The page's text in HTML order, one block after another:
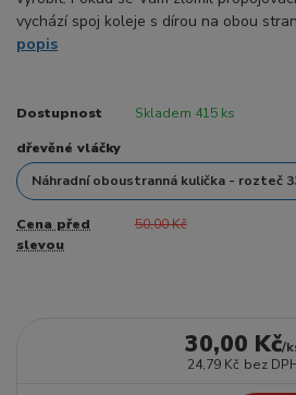
vychází spoj koleje s dírou na obou
popis
Dostupnost Skladem 415 ks
dřevěné vláčky
Cena před
slevou
50,00 Kč
30,00 Kč/
24,79 Kč bez